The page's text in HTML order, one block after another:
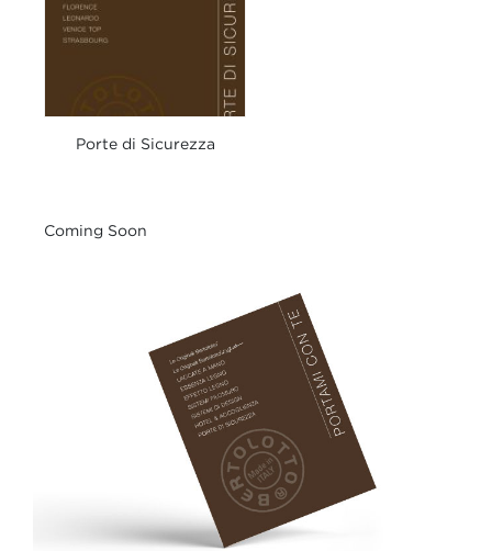
Porte di Sicurezza
Coming Soon